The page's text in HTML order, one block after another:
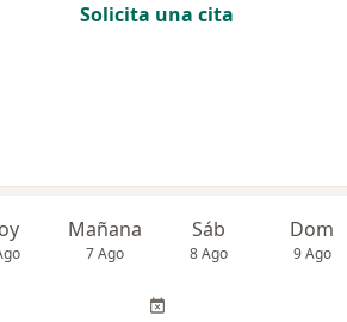
Solicita una cita
Mañana
7 Ago
Sáb
8 Ago
Dom
9 Ago